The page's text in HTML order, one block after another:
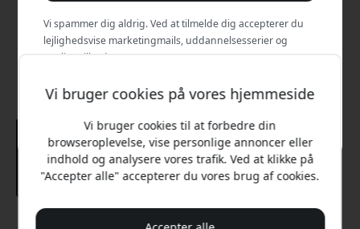
Vi bruger cookies på vores hjemmeside
Vi bruger cookies til at forbedre din
browseroplevelse, vise personlige annoncer eller
indhold og analysere vores trafik. Ved at klikke på
"Accepter alle" accepterer du vores brug af cookies.
Vi spammer dig aldrig. Ved at tilmelde dig accepterer du
lejlighedsvise marketingmails, uddannelsesserier og
særlige tilbud.
Nej, jeg vil hellere betale fuld pris.